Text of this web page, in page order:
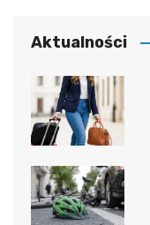
Aktualności